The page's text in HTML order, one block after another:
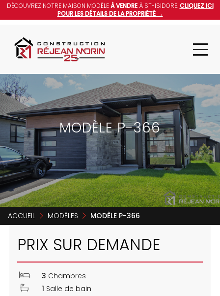
DÉCOUVREZ NOTRE MAISON MODÈLEÀ VENDREÀ ST-ISIDORE.CLIQUEZ ICI
POUR LES DÉTAILS DE LA PROPRIÉTÉ →
MODÈLE P-366
ACCUEIL MODÈLES MODÈLE P-366
PRIX SUR DEMANDE
3 Chambres
1 Salle de bain